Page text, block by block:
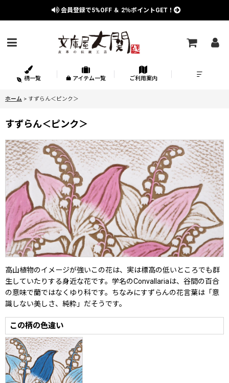
会員登録で5%OFF ＆ 2％ポイントGET！
柄一覧 アイテム一覧 ご利用案内
ホーム > すずらん＜ピンク＞
すずらん＜ピンク＞
高山植物のイメージが強いこの花は、実は標高の低いところでも群
生していたりする身近な花です。学名のConvallariaは、谷間の百合
の意味で蘭ではなくゆり科です。ちなみにすずらんの花言葉は「意
識しない美しさ、純粋」だそうです。
この柄の色違い